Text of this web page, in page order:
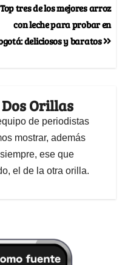
Top tres de los mejores arroz
con leche para probar en
deliciosos y baratos
Orillas
de periodistas
mostrar, además
ese que
el de la otra orilla.